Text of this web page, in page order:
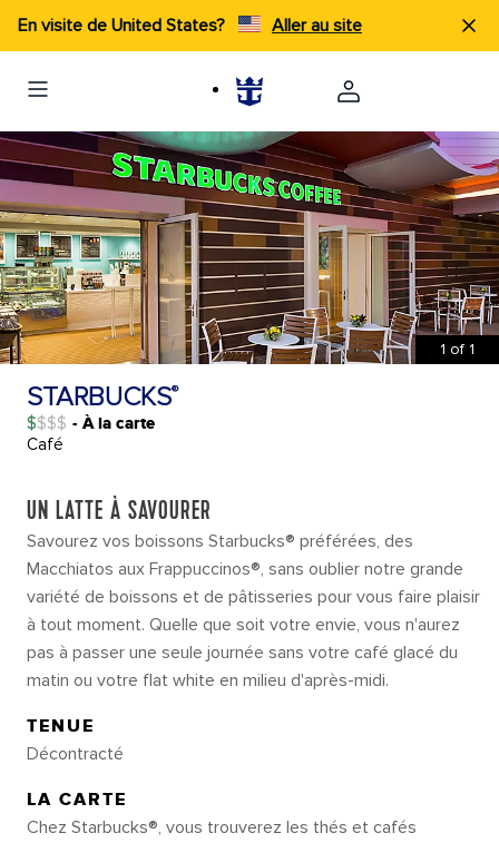
En visite de United States? Aller au site
1 of 1
STARBUCKS®
$ - À la carte
Café
UN LATTE À SAVOURER
Savourez vos boissons Starbucks® préférées, des
Macchiatos aux Frappuccinos®, sans oublier notre grande
variété de boissons et de pâtisseries pour vous faire plaisir
à tout moment. Quelle que soit votre envie, vous n'aurez
pas à passer une seule journée sans votre café glacé du
matin ou votre flat white en milieu d'après-midi.
TENUE
Décontracté
LA CARTE
Chez Starbucks®, vous trouverez les thés et cafés